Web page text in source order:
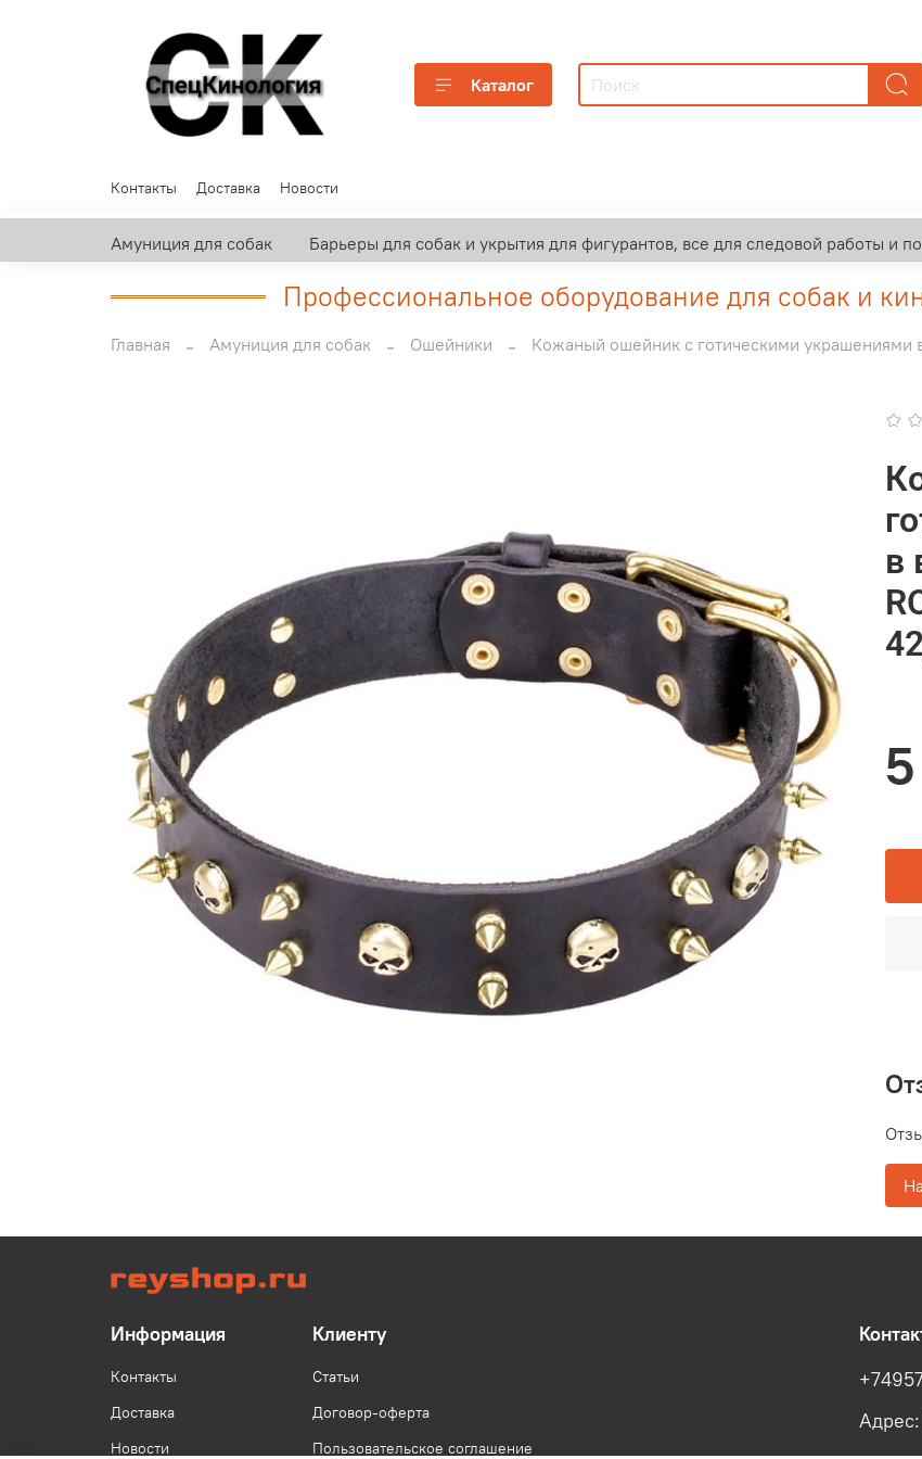
Каталог
Контакты Доставка Новости
Амуниция для собак Барьеры для собак и укрытия для фигурантов, все для следовой работы и
Профессиональное оборудование для собак и
Главная Амуниция для собак Ошейники Кожаный ошейник с готическими украшениями
в
Информация
Контакты
Доставка
Новости
Клиенту
Статьи
Договор-оферта
Пользовательское соглашение